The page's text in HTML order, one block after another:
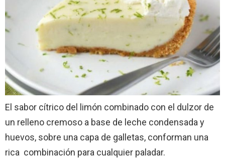
El sabor cítrico del limón combinado con el dulzor de
un relleno cremoso a base de leche condensada y
huevos, sobre una capa de galletas, conforman una
rica combinación para cualquier paladar.